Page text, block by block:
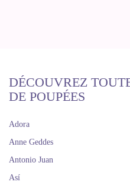
DÉCOUVREZ
DE POUPÉES
Adora
Anne Geddes
Antonio Juan
Así